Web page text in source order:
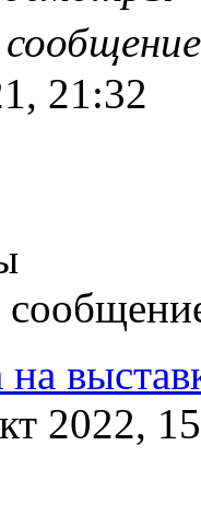
21:32
на
2022,